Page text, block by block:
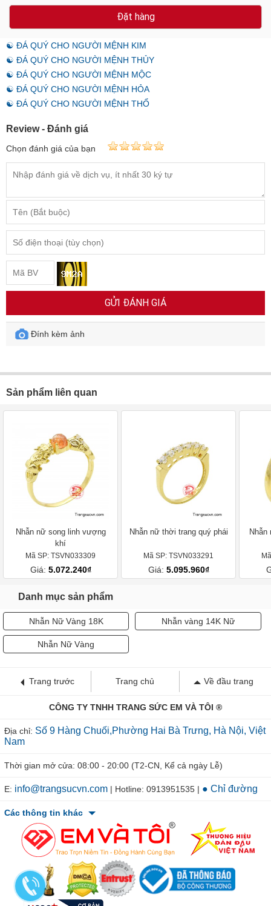
Đặt hàng
☯ ĐÁ QUÝ CHO NGƯỜI MỆNH KIM
☯ ĐÁ QUÝ CHO NGƯỜI MỆNH THỦY
☯ ĐÁ QUÝ CHO NGƯỜI MỆNH MỘC
☯ ĐÁ QUÝ CHO NGƯỜI MỆNH HỎA
☯ ĐÁ QUÝ CHO NGƯỜI MỆNH THỔ
Review - Đánh giá
Chọn đánh giá của bạn
GỬI ĐÁNH GIÁ
Đính kèm ảnh
Sản phẩm liên quan
Nhẫn nữ song linh vượng
khí
Mã SP: TSVN033309
Giá: 5.072.240₫
Nhẫn nữ thời trang quý phái
Mã SP: TSVN033291
Giá: 5.095.960₫
Danh mục sản phẩm
Nhẫn Nữ Vàng 18K Nhẫn vàng 14K Nữ
Nhẫn Nữ Vàng
Trang trước Trang chủ Về đầu trang
CÔNG TY TNHH TRANG SỨC EM VÀ TÔI ®
Địa chỉ: Số 9 Hàng Chuối,Phường Hai Bà Trưng, Hà Nội, Việt
Nam
Thời gian mở cửa: 08:00 - 20:00 (T2-CN, Kể cả ngày Lễ)
E: info@trangsucvn.com | Hotline: 0913951535 | ● Chỉ đường
Các thông tin khác